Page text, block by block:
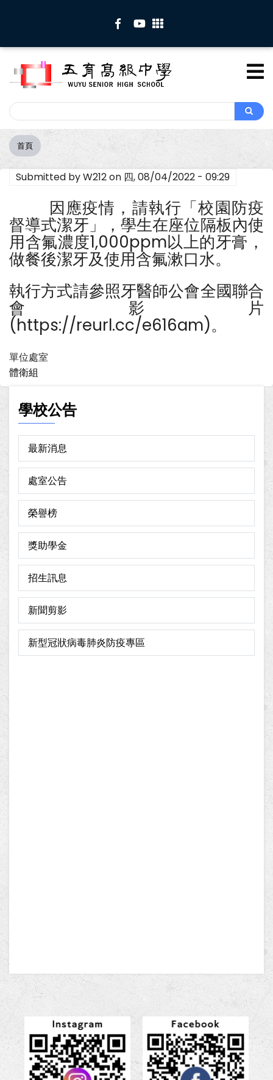
內
Search
Search
導
航
連
首頁
Submitted byW212on 四, 08/04/2022 - 09:29
因應疫情，請執行「校園防疫
督導式潔牙」，學生在座位隔板內使
用含氟濃度1,000ppm以上的牙膏，
做餐後潔牙及使用含氟漱口水。
執行方式請參照牙醫師公會全國聯合
會影片
(https://reurl.cc/e616am)。
單位處室
體衛組
學校公告
最新消息
處室公告
榮譽榜
獎助學金
招生訊息
新聞剪影
新型冠狀病毒肺炎防疫專區